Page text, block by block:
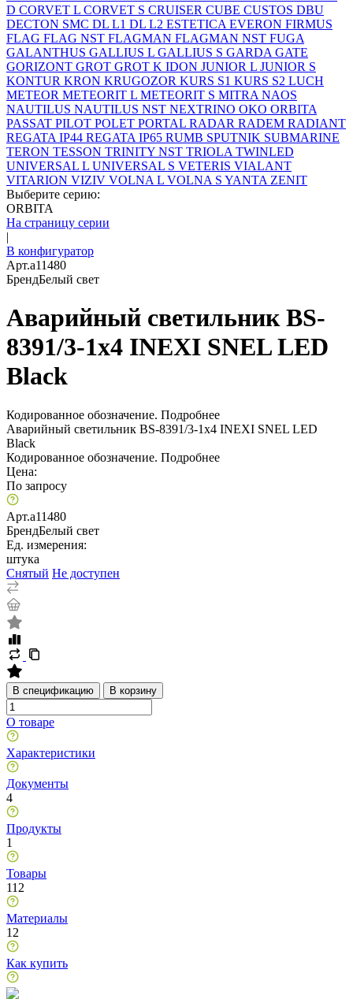
D CORVET L CORVET S CRUISER CUBE CUSTOS DBU
DECTON SMC DL L1 DL L2 ESTETICA EVERON FIRMUS
FLAG FLAG NST FLAGMAN FLAGMAN NST FUGA
GALANTHUS GALLIUS L GALLIUS S GARDA GATE
GORIZONT GROT GROT K IDON JUNIOR L JUNIOR S
KONTUR KRON KRUGOZOR KURS S1 KURS S2 LUCH
METEOR METEORIT L METEORIT S MITRA NAOS
NAUTILUS NAUTILUS NST NEXTRINO OKO ORBITA
PASSAT PILOT POLET PORTAL RADAR RADEM RADIANT
REGATA IP44 REGATA IP65 RUMB SPUTNIK SUBMARINE
TERON TESSON TRINITY NST TRIOLA TWINLED
UNIVERSAL L UNIVERSAL S VETERIS VIALANT
VITARION VIZIV VOLNA L VOLNA S YANTA ZENIT
Выберите серию:
ORBITA
На страницу серии
|
В конфигуратор
Арт.a11480
БрендБелый свет
Аварийный светильник BS-
8391/3-1x4 INEXI SNEL LED
Black
Кодированное обозначение. Подробнее
Аварийный светильник BS-8391/3-1x4 INEXI SNEL LED
Black
Кодированное обозначение. Подробнее
Цена:
По запросу
Арт.a11480
БрендБелый свет
Ед. измерения:
штука
Снятый Не доступен
В спецификацию В корзину
О товаре
Характеристики
Документы
4
Продукты
1
Товары
112
Материалы
12
Как купить